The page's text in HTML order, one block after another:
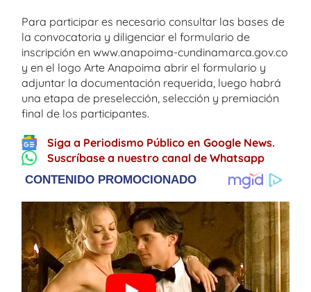
Para participar es necesario consultar las bases de
la convocatoria y diligenciar el formulario de
inscripción en www.anapoima-cundinamarca.gov.co
y en el logo Arte Anapoima abrir el formulario y
adjuntar la documentación requerida, luego habrá
una etapa de preselección, selección y premiación
final de los participantes.
Siga a Periodismo Público en Google News.
Suscríbase a nuestro canal de Whatsapp